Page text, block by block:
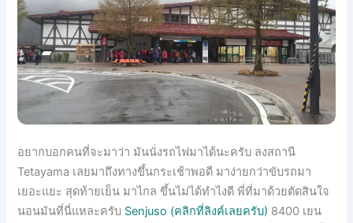
อยากบอกคนที่จะมาว่า มันนั่งรถไฟมาได้นะครับ ลงสถานี
Tetayama เลยมาถึงทางขึ้นกระเช้าพอดี มาง่ายกว่าขับรถมา
เยอะแยะ สุดท้ายเย็น มาไกล ขึ้นไม่ได้ทำไงดี พี่ที่มาด้วยตัดสินใจ
นอนมันที่นี่แหละครับ Senjuso (คลิกที่ลิงค์เลยครับ) 8400 เยน